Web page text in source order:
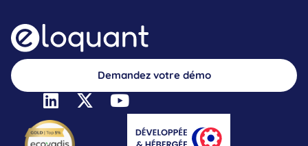
Demandez votre démo